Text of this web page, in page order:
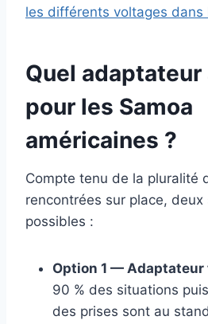
les différents voltages dans
Quel
pour les Samoa
américaines ?
Compte tenu de la pluralité
rencontrées sur place,
possibles :
Option 1 — Adaptateur
90 % des situations
des prises sont au